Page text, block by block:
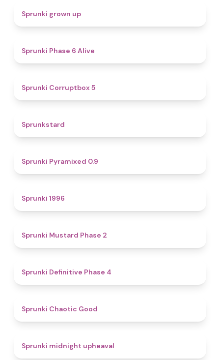
Sprunki grown up
Sprunki Phase 6 Alive
Sprunki Corruptbox 5
Sprunkstard
Sprunki Pyramixed 0.9
Sprunki 1996
Sprunki Mustard Phase 2
Sprunki Definitive Phase 4
Sprunki Chaotic Good
Sprunki midnight upheaval